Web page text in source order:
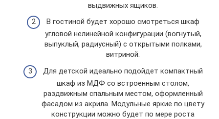
выдвижных ящиков.
В гостиной будет хорошо смотреться шкаф
угловой нелинейной конфигурации (вогнутый,
выпуклый, радиусный) с открытыми полками,
витриной.
Для детской идеально подойдет компактный
шкаф из МДФ со встроенным столом,
раздвижным спальным местом, оформленный
фасадом из акрила. Модульные яркие по цвету
конструкции можно будет по мере роста